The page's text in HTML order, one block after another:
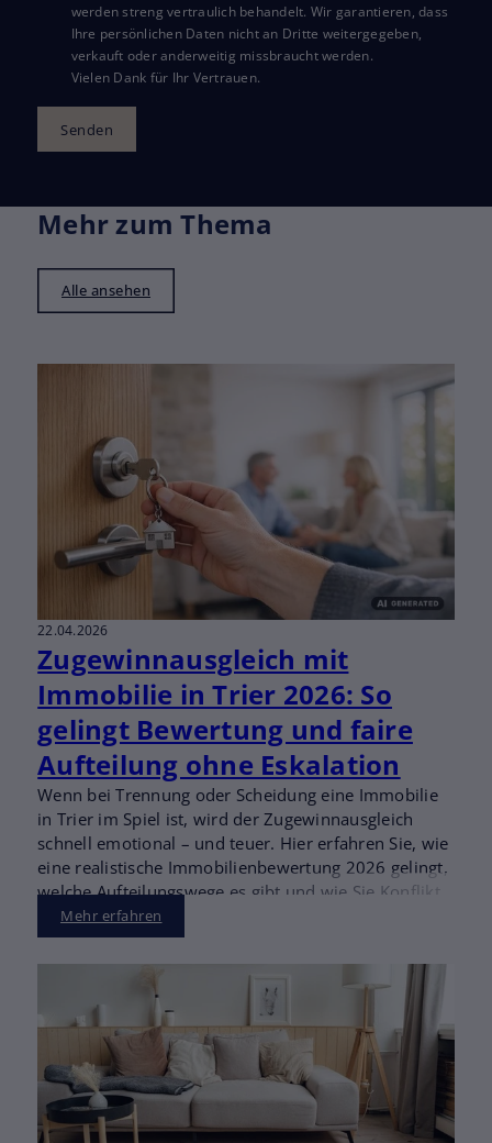
werden streng vertraulich behandelt. Wir garantieren, dass
Ihre persönlichen Daten nicht an Dritte weitergegeben,
verkauft oder anderweitig missbraucht werden.
Vielen Dank für Ihr Vertrauen.
Senden
Mehr zum Thema
Alle ansehen
22.04.2026
Zugewinnausgleich mit
Immobilie in Trier 2026: So
gelingt Bewertung und faire
Aufteilung ohne Eskalation
Wenn bei Trennung oder Scheidung eine Immobilie
in Trier im Spiel ist, wird der Zugewinnausgleich
schnell emotional – und teuer. Hier erfahren Sie, wie
eine realistische Immobilienbewertung 2026 gelingt,
welche Aufteilungswege es gibt und wie Sie Konflikte
oft früh entschärfen können.
Mehr erfahren